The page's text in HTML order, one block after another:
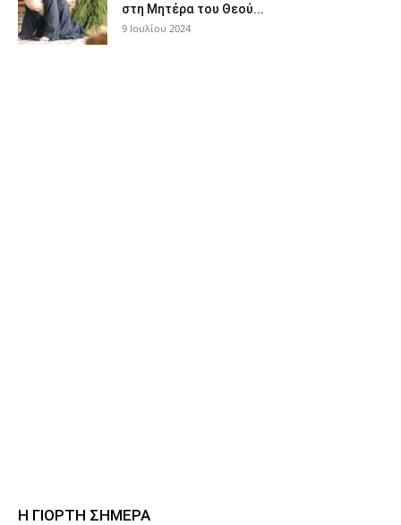
στη Μητέρα του Θεού...
9 Ιουλίου 2024
Η ΓΙΟΡΤΗ ΣΗΜΕΡΑ